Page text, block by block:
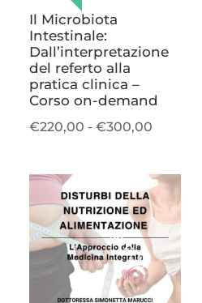
Il Microbiota
Intestinale:
Dall’interpretazione
del referto alla
pratica clinica –
Corso on-demand
€220,00 - €300,00
da
€220,00
€300,00
50 ECM